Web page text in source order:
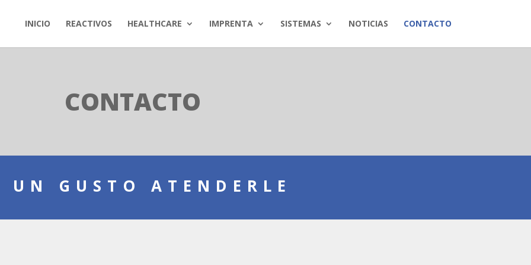
INICIO REACTIVOS HEALTHCARE IMPRENTA SISTEMAS NOTICIAS CONTACTO
CONTACTO
UN GUSTO ATENDERLE